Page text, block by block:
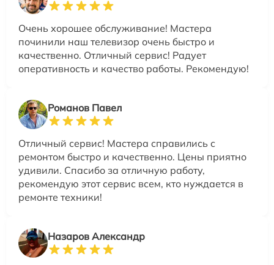
Очень хорошее обслуживание! Мастера
починили наш телевизор очень быстро и
качественно. Отличный сервис! Радует
оперативность и качество работы. Рекомендую!
Романов Павел
Отличный сервис! Мастера справились с
ремонтом быстро и качественно. Цены приятно
удивили. Спасибо за отличную работу,
рекомендую этот сервис всем, кто нуждается в
ремонте техники!
Назаров Александр